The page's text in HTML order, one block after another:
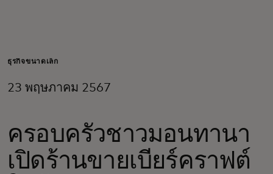
สำหรับธุรกิจ
สำหรับผู้สร้างนวัตกรรม
ธุรกิจขนาดเล็ก
23 พฤษภาคม 2567
ครอบครัวชาวมอนทานา
เปิดร้านขายเบียร์คราฟต์